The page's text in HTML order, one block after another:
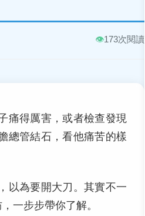
👁️173次閱讀
痛得厲害，或者檢查發現
總管結石，看他痛苦的樣
以為要開大刀。其實不一
一步步帶你了解。